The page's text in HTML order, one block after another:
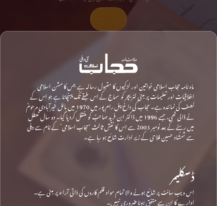
ماہ نامہ حجاب اسلامی خواتین اور لڑکیوں کا مقبول رسالہ ہے جس کا مشن اسلامی
اخلاقیات اور تعلیمات پر مبنی لٹریچر کو سماج کے اس طبقے تک پہنچانا ہے جو اس کے
نصف کی نمائندہ ہے۔ حجاب کی داغ بیل رام پور میں 1970 میں مائل خیرآبادی مرحومؒ
نے ڈالی تھی، جسے 1996 میں ڈاکٹر ابن فرید صاحبؒ کو منتقل کردیا گیا۔ دو سال تعطل
میں رہنے کے بعد نومبر 2003 سے اس کا نقشِ ثالث ‘حجاب اسلامی’ کے نام سے دہلی
سے شمشاد حسین فلاحی کے زیرِ ادارت شائع ہو رہا ہے۔
ڈسکلیمر
اس ویب سائٹ پر شائع ہونے والا تمام مواد قلم کاروں کی ذاتی آراء پر مبنی ہے۔
ادارے کا ان سے متفق ہونا ضروری نہیں۔